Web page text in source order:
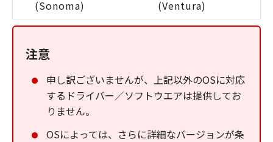
(Sonoma)
(Ventura)
注意
申し訳ございませんが、上記以外のOSに対応
するドライバー／ソフトウエアは提供してお
りません。
OSによっては、さらに詳細なバージョンが条